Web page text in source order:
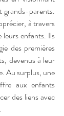
grands-parents.
à travers
leurs enfants. Ils
des premières
devenus à leur
Au surplus, une
aux enfants
des liens avec